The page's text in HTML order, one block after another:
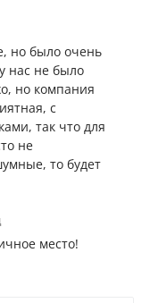
но было очень
нас не было
но компания
с
так что для
не
то будет
место!